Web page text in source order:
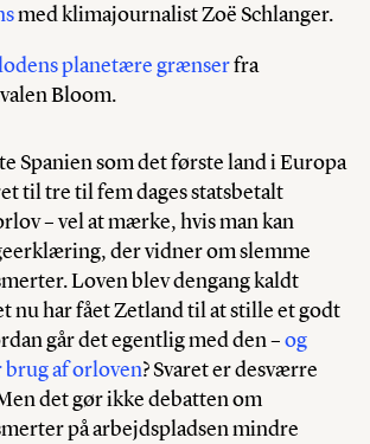
med klimajournalist Zoë Schlanger.
planetære grænserfra
Bloom.
Spanien som det første land i Europa
til tre til fem dages statsbetalt
– vel at mærke, hvis man kan
der vidner om slemme
Loven blev dengang kaldt
nu har fået Zetland til at stille et godt
går det egentlig med den –og
brug af orloven? Svaret er desværre
det gør ikke debatten om
på arbejdspladsen mindre